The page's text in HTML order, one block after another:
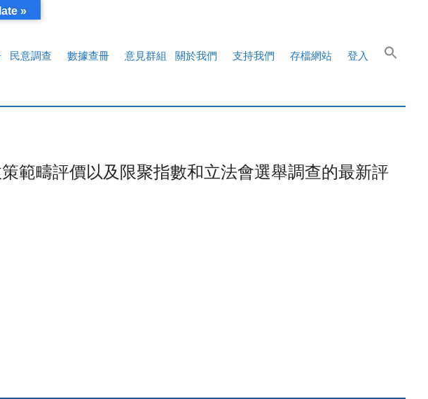
民意調查 數據查冊 意見群組 關於我們 支持我們 存檔網站 登入
範疇評價以及限聚指數和立法會選舉調查的最新評
»